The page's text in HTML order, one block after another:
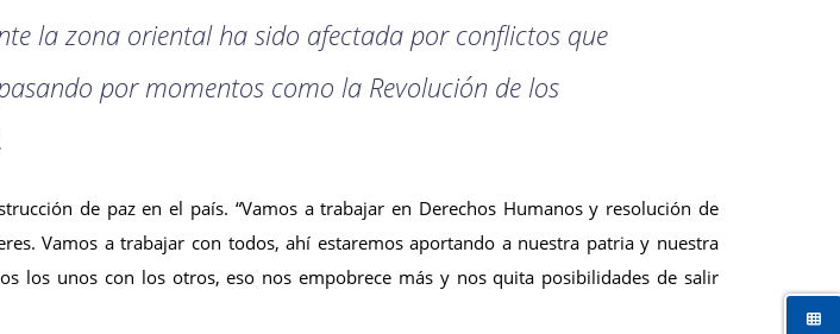
la zona oriental ha sido afectada por conflictos que
por momentos como la Revolución de los
de paz en el país. “Vamos a trabajar en Derechos Humanos y resolución de
Vamos a trabajar con todos, ahí estaremos aportando a nuestra patria y nuestra
los unos con los otros, eso nos empobrece más y nos quita posibilidades de salir